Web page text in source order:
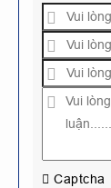
Captcha